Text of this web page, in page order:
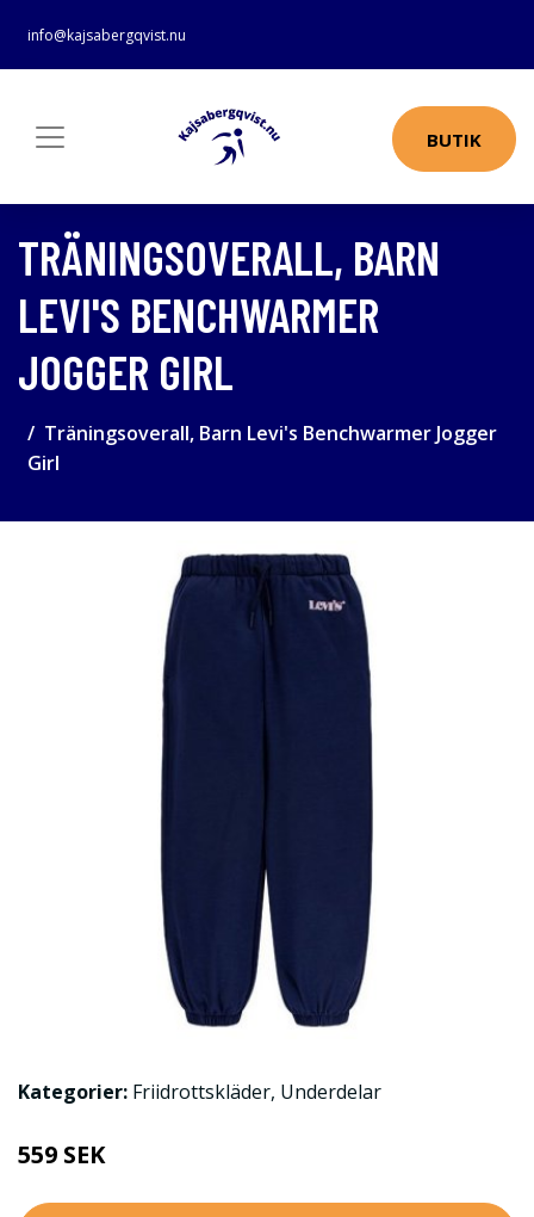
info@kajsabergqvist.nu
BUTIK
TRÄNINGSOVERALL, BARN
LEVI'S BENCHWARMER
JOGGER GIRL
Träningsoverall, Barn Levi's Benchwarmer Jogger
Girl
Kategorier: Friidrottskläder, Underdelar
559 SEK